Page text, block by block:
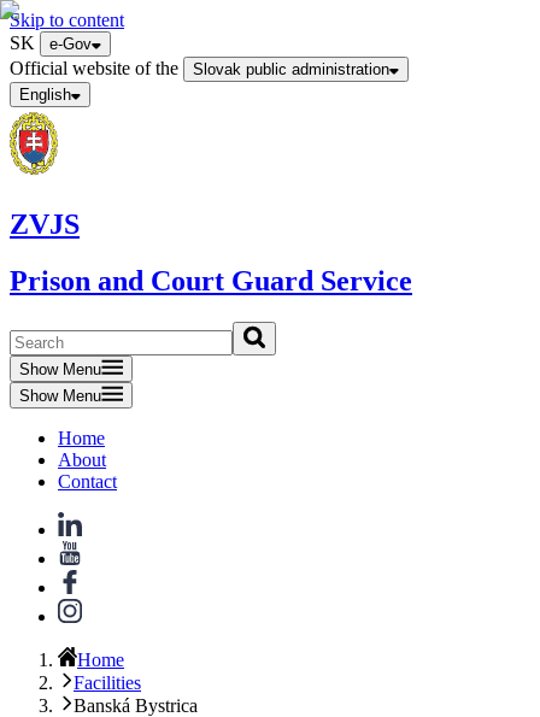
Skip to content
SK
e-Gov
Official website of the
Slovak public administration
English
ZVJS
Prison and Court Guard Service
Show Menu
Show Menu
Home
About
Contact
Home
Facilities
Banská Bystrica